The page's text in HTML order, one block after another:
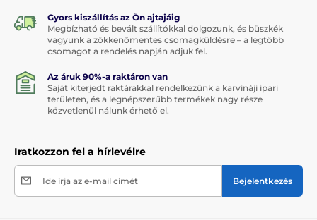
Gyors kiszállítás az Ön ajtajáig
Megbízható és bevált szállítókkal dolgozunk, és büszkék
vagyunk a zökkenőmentes csomagküldésre – a legtöbb
csomagot a rendelés napján adjuk fel.
Az áruk 90%-a raktáron van
Saját kiterjedt raktárakkal rendelkezünk a karvináji ipari
területen, és a legnépszerűbb termékek nagy része
közvetlenül nálunk érhető el.
Iratkozzon fel a hírlevélre
Ide írja az e-mail címét Bejelentkezés